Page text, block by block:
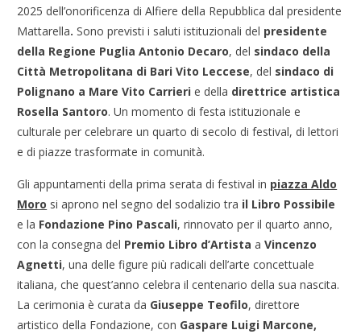
2025 dell’onorificenza di Alfiere della Repubblica dal presidente
Mattarella.Sono previsti i saluti istituzionali del presidente
della Regione Puglia Antonio Decaro, del sindaco della
Città Metropolitana di Bari Vito Leccese, del sindaco di
Polignano a Mare Vito Carrieri e della direttrice artistica
Rosella Santoro. Un momento di festa istituzionale e
culturale per celebrare un quarto di secolo di festival, di lettori
e di piazze trasformate in comunità.
Gli appuntamenti della prima serata di festival in piazza Aldo
Moro si aprono nel segno del sodalizio tra il Libro Possibile
e la Fondazione Pino Pascali, rinnovato per il quarto anno,
con la consegna del Premio Libro d’ArtistaaVincenzo
Agnetti, una delle figure più radicali dell’arte concettuale
italiana, che quest’anno celebra il centenario della sua nascita.
La cerimonia è curata da Giuseppe Teofilo, direttore
artistico della Fondazione, con Gaspare Luigi Marcone,